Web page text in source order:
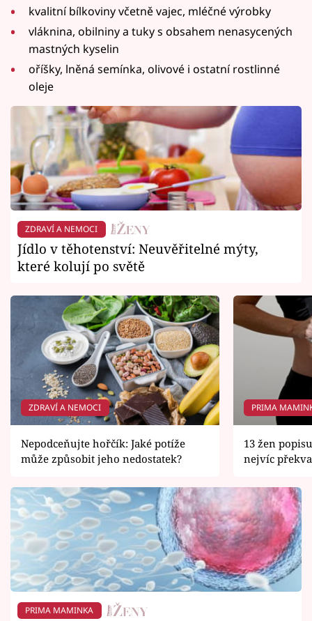
kvalitní bílkoviny včetně vajec, mléčné výrobky
vláknina, obilniny a tuky s obsahem nenasycených
mastných kyselin
oříšky, lněná semínka, olivové i ostatní rostlinné
oleje
ZDRAVÍ A NEMOCI
Jídlo v těhotenství: Neuvěřitelné mýty,
které kolují po světě
ZDRAVÍ A NEMOCI
Nepodceňujte hořčík: Jaké potíže
může způsobit jeho nedostatek?
PRIMA
13 žen
nejvíc
PRIMA MAMINKA